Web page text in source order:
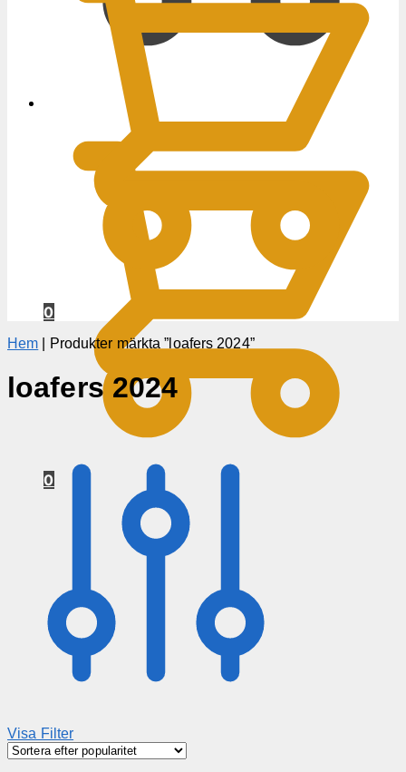
0
0
Hem Produkter märkta ”loafers 2024”
loafers 2024
Visa Filter